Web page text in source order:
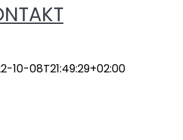
10-08T21:49:29+02:00